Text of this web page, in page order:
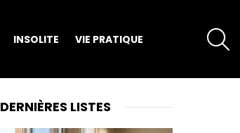
INSOLITE VIE PRATIQUE
DERNIÈRES LISTES